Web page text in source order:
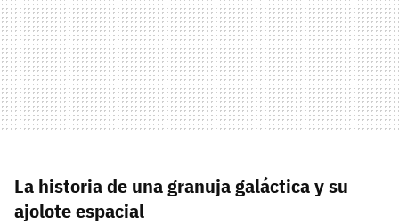
La historia de una granuja galáctica y su
ajolote espacial